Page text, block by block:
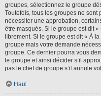
groupes, sélectionnez le groupe
Toutefois, tous les groupes ne
nécessiter une approbation,
être masqués. Si le groupe est dit
librement. Si le groupe est dit « À
groupe mais votre demande
groupe. Ce dernier pourra vous
le groupe et ainsi décider s’il
pas le chef de groupe s’il annule
Haut